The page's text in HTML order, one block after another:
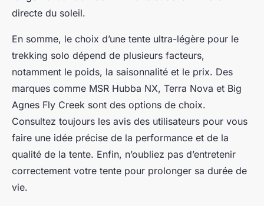
directe du soleil.
En somme, le choix d’une tente ultra-légère pour le
trekking solo dépend de plusieurs facteurs,
notamment le poids, la saisonnalité et le prix. Des
marques comme MSR Hubba NX, Terra Nova et Big
Agnes Fly Creek sont des options de choix.
Consultez toujours les avis des utilisateurs pour vous
faire une idée précise de la performance et de la
qualité de la tente. Enfin, n’oubliez pas d’entretenir
correctement votre tente pour prolonger sa durée de
vie.